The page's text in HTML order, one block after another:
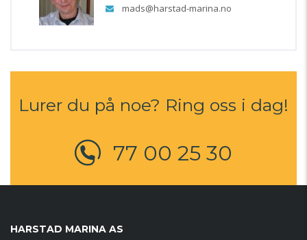
mads@harstad-marina.no
Lurer du på noe? Ring oss i dag!
77 00 25 30
HARSTAD MARINA AS